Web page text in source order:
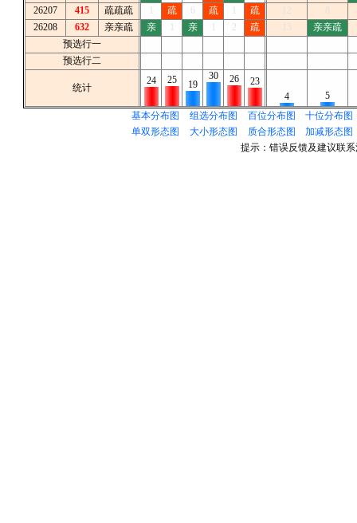
26207
415 疏疏疏 疏 疏 疏 12
26208
632 亲亲疏 亲 亲 2 疏
亲亲疏
预选行一
预选行二
统计
24 25 19
30 26
23
4
5
基本分布图
组选分布图 百位分布图
十位分布图
单双形态图
大小形态图 质合形态图
加减形态图
提示：错误反馈及建议联系